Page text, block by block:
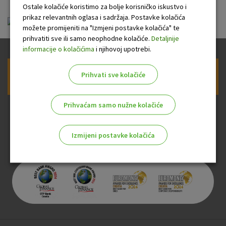
ou-visa-gold_20140720.pdf
Prijava na newsletter OTP banke
Ostale kolačiće koristimo za bolje korisničko iskustvo i
prikaz relevantnih oglasa i sadržaja. Postavke kolačića
možete promijeniti na "Izmjeni postavke kolačića" te
prihvatiti sve ili samo neophodne kolačiće. Detaljnije
informacije o kolačićima i njihovoj upotrebi.
Prihvati sve kolačiće
Prihvaćam samo nužne kolačiće
Izmijeni postavke kolačića